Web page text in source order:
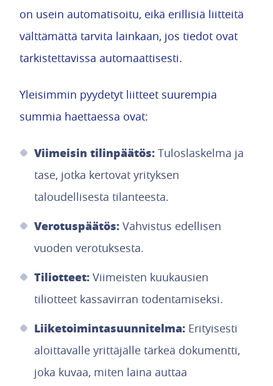
on usein automatisoitu, eikä erillisiä liitteitä
välttämättä tarvita lainkaan, jos tiedot ovat
tarkistettavissa automaattisesti.
Yleisimmin pyydetyt liitteet suurempia
summia haettaessa ovat:
Viimeisin tilinpäätös: Tuloslaskelma ja
tase, jotka kertovat yrityksen
taloudellisesta tilanteesta.
Verotuspäätös: Vahvistus edellisen
vuoden verotuksesta.
Tiliotteet: Viimeisten kuukausien
tiliotteet kassavirran todentamiseksi.
Liiketoimintasuunnitelma: Erityisesti
aloittavalle yrittäjälle tärkeä dokumentti,
joka kuvaa, miten laina auttaa